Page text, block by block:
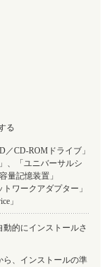
る
CD-ROMドライブ」
、「ユニバーサルシ
量記憶装置」
ワークアダプター」
」
的にインストールさ
ら、インストールの準